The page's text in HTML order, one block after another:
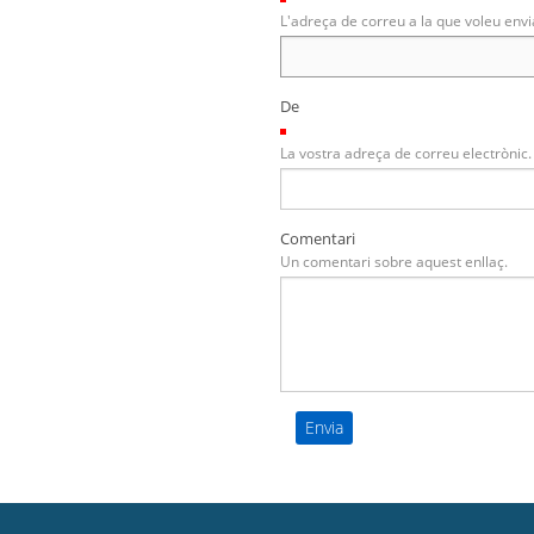
L'adreça de correu a la que voleu
De
La vostra adreça de correu electrònic.
Comentari
Un comentari sobre aquest enllaç.